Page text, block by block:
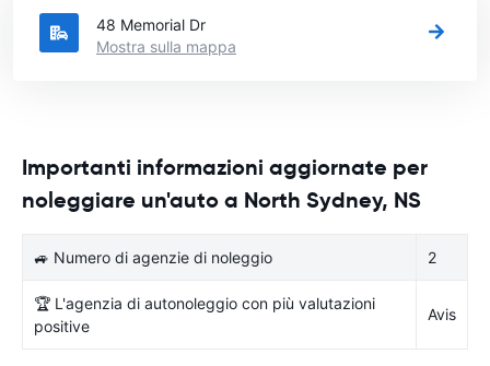
48 Memorial Dr
Mostra sulla mappa
Importanti informazioni aggiornate per
noleggiare un'auto a North Sydney, NS
🚙 Numero di agenzie di noleggio 2
🏆 L'agenzia di autonoleggio con più valutazioni
positive
Avis